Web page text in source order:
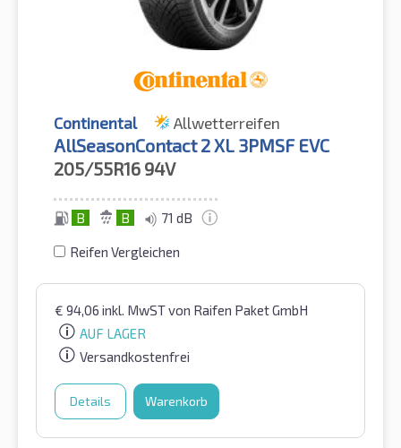
Continental Allwetterreifen
AllSeasonContact 2 XL 3PMSF EVC
205/55R16 94V
B B 71 dB
Reifen Vergleichen
€ 94,06 inkl. MwSTvon Raifen Paket GmbH
AUF LAGER
Versandkostenfrei
Details Warenkorb